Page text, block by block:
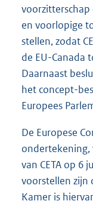
en voorlopige
stellen, zodat
de EU-Canada
Daarnaast
het concept-
Europees
De Europese
ondertekening,
van CETA op 6
voorstellen zijn
Kamer is